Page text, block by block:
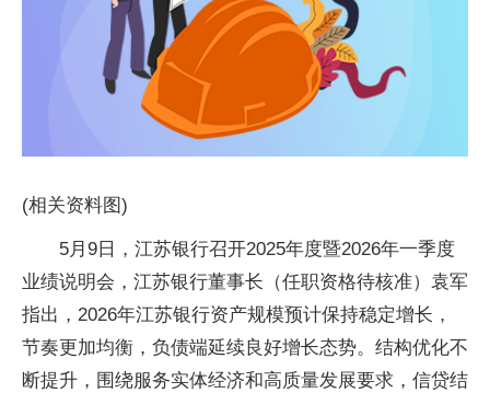
(相关资料图)
5月9日，江苏银行召开2025年度暨2026年一季度
业绩说明会，江苏银行董事长（任职资格待核准）袁军
指出，2026年江苏银行资产规模预计保持稳定增长，
节奏更加均衡，负债端延续良好增长态势。结构优化不
断提升，围绕服务实体经济和高质量发展要求，信贷结